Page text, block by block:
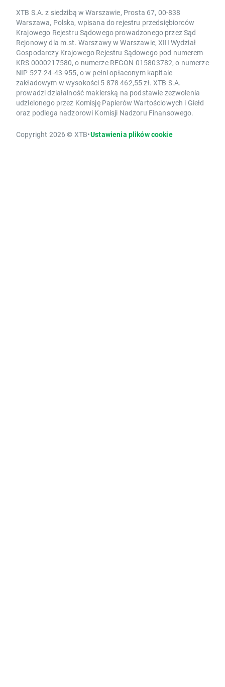
XTB S.A. z siedzibą w Warszawie, Prosta 67, 00-838
Warszawa, Polska, wpisana do rejestru przedsiębiorców
Krajowego Rejestru Sądowego prowadzonego przez Sąd
Rejonowy dla m.st. Warszawy w Warszawie, XIII Wydział
Gospodarczy Krajowego Rejestru Sądowego pod numerem
KRS 0000217580, o numerze REGON 015803782, o numerze
NIP 527-24-43-955, o w pełni opłaconym kapitale
zakładowym w wysokości 5 878 462,55 zł. XTB S.A.
prowadzi działalność maklerską na podstawie zezwolenia
udzielonego przez Komisję Papierów Wartościowych i Giełd
oraz podlega nadzorowi Komisji Nadzoru Finansowego.
Copyright 2026 © XTB•Ustawienia plików cookie